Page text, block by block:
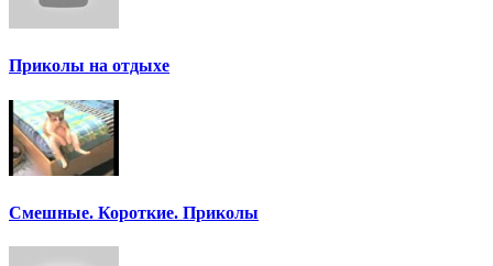
Приколы на отдыхе
Смешные. Короткие. Приколы